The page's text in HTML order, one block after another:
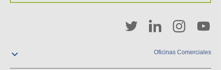
Oficinas Comerciales